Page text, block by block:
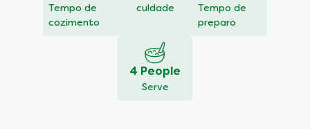
Tempo de
cozimento
culdade
Tempo de
preparo
4 People
Serve